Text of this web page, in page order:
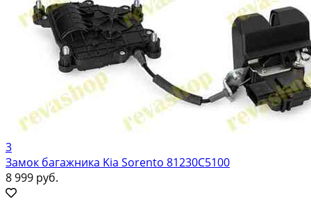
3
Замок багажника Kia Sorento 81230C5100
8 999 руб.